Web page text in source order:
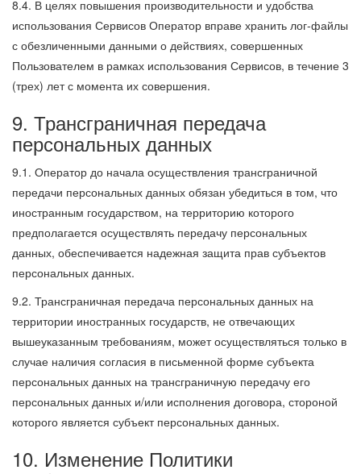
8.4. В целях повышения производительности и удобства
использования Сервисов Оператор вправе хранить лог-файлы
с обезличенными данными о действиях, совершенных
Пользователем в рамках использования Сервисов, в течение 3
(трех) лет с момента их совершения.
9. Трансграничная передача
персональных данных
9.1. Оператор до начала осуществления трансграничной
передачи персональных данных обязан убедиться в том, что
иностранным государством, на территорию которого
предполагается осуществлять передачу персональных
данных, обеспечивается надежная защита прав субъектов
персональных данных.
9.2. Трансграничная передача персональных данных на
территории иностранных государств, не отвечающих
вышеуказанным требованиям, может осуществляться только в
случае наличия согласия в письменной форме субъекта
персональных данных на трансграничную передачу его
персональных данных и/или исполнения договора, стороной
которого является субъект персональных данных.
10. Изменение Политики